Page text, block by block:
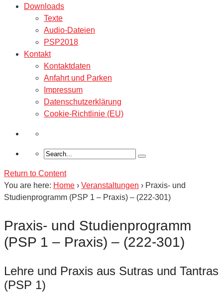
Downloads
Texte
Audio-Dateien
PSP2018
Kontakt
Kontaktdaten
Anfahrt und Parken
Impressum
Datenschutzerklärung
Cookie-Richtlinie (EU)
Return to Content
You are here: Home › Veranstaltungen › Praxis- und
Studienprogramm (PSP 1 – Praxis) – (222-301)
Praxis- und Studienprogramm
(PSP 1 – Praxis) – (222-301)
Lehre und Praxis aus Sutras und Tantras
(PSP 1)